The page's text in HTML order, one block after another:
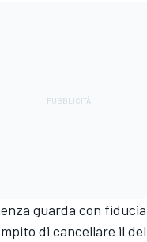
guarda con
di cancellare il